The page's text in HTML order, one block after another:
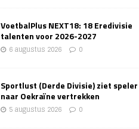
VoetbalPlus NEXT18: 18 Eredivisie
talenten voor 2026-2027
6 augustus 2026 0
Sportlust (Derde Divisie) ziet speler
naar Oekraïne vertrekken
5 augustus 2026 0